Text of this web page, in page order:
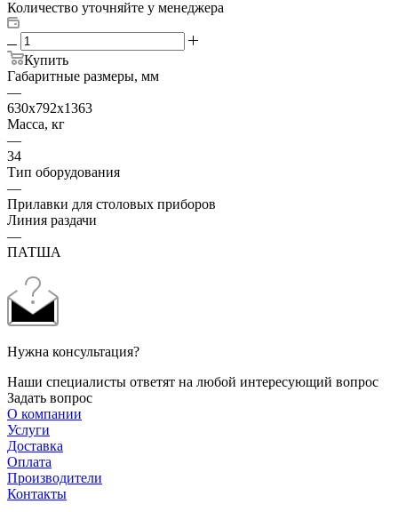
Количество уточняйте у менеджера
Купить
Габаритные размеры, мм
—
630x792x1363
Масса, кг
—
34
Тип оборудования
—
Прилавки для столовых приборов
Линия раздачи
—
ПАТША
Нужна консультация?
Наши специалисты ответят на любой интересующий вопрос
Задать вопрос
О компании
Услуги
Доставка
Оплата
Производители
Контакты